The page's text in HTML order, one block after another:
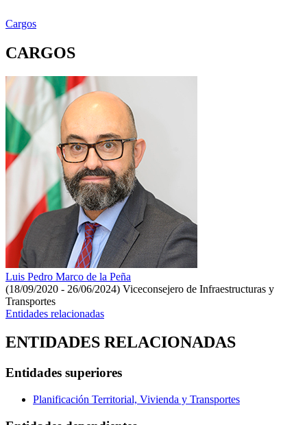
Cargos
CARGOS
Luis Pedro Marco de la Peña
(18/09/2020 - 26/06/2024) Viceconsejero de Infraestructuras y
Transportes
Entidades relacionadas
ENTIDADES RELACIONADAS
Entidades superiores
Planificación Territorial, Vivienda y Transportes